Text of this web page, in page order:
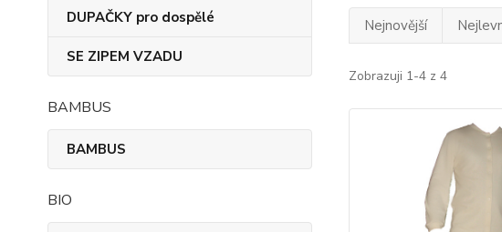
DUPAČKY pro dospělé
SE ZIPEM VZADU
BAMBUS
BAMBUS
BIO
Nejnovější
Zobrazuji 1-4 z 4